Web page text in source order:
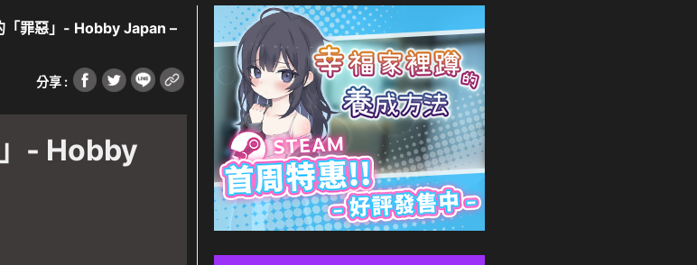
罪惡」- Hobby Japan –
分享 :
- Hobby